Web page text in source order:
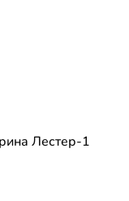
Лестер-1